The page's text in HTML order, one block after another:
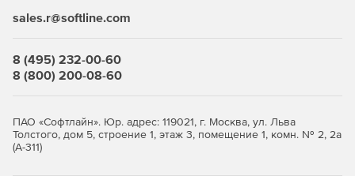
упорядоченное расположение копий объектов,
Сервисные функции.
СПДС.
sales.r@softline.com
8 (495) 232-00-60
8 (800) 200-08-60
ПАО «Софтлайн». Юр. адрес: 119021, г. Москва, ул. Льва
Толстого, дом 5, строение 1, этаж 3, помещение 1, комн. № 2, 2а
(А-311)